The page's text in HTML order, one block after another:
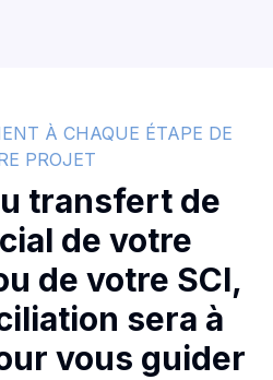
À CHAQUE ÉTAPE DE
PROJET
transfert de
de votre
de votre SCI,
sera à
vous guider